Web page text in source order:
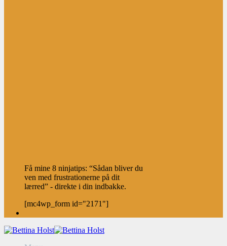
Få mine 8 ninjatips: “Sådan bliver du
ven med frustrationerne på dit
lærred” - direkte i din indbakke.
[mc4wp_form id="2171"]